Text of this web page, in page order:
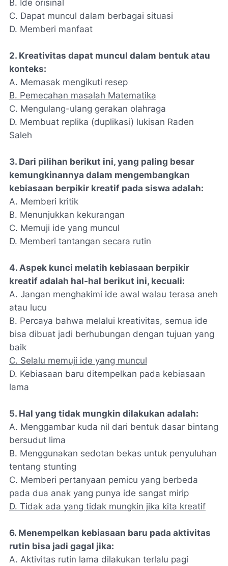
B. Ide orisinal
C. Dapat muncul dalam berbagai situasi
D. Memberi manfaat
2. Kreativitas dapat muncul dalam bentuk atau
konteks:
A. Memasak mengikuti resep
B. Pemecahan masalah Matematika
C. Mengulang-ulang gerakan olahraga
D. Membuat replika (duplikasi) lukisan Raden
Saleh
3. Dari pilihan berikut ini, yang paling besar
kemungkinannya dalam mengembangkan
kebiasaan berpikir kreatif pada siswa adalah:
A. Memberi kritik
B. Menunjukkan kekurangan
C. Memuji ide yang muncul
D. Memberi tantangan secara rutin
4. Aspek kunci melatih kebiasaan berpikir
kreatif adalah hal-hal berikut ini, kecuali:
A. Jangan menghakimi ide awal walau terasa aneh
atau lucu
B. Percaya bahwa melalui kreativitas, semua ide
bisa dibuat jadi berhubungan dengan tujuan yang
baik
C. Selalu memuji ide yang muncul
D. Kebiasaan baru ditempelkan pada kebiasaan
lama
5. Hal yang tidak mungkin dilakukan adalah:
A. Menggambar kuda nil dari bentuk dasar bintang
bersudut lima
B. Menggunakan sedotan bekas untuk penyuluhan
tentang stunting
C. Memberi pertanyaan pemicu yang berbeda
pada dua anak yang punya ide sangat mirip
D. Tidak ada yang tidak mungkin jika kita kreatif
6. Menempelkan kebiasaan baru pada aktivitas
rutin bisa jadi gagal jika:
A. Aktivitas rutin lama dilakukan terlalu pagi